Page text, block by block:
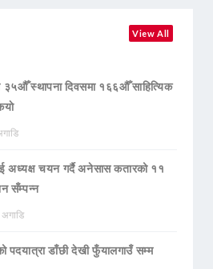
View All
स्थापना दिवसमा १६६औँ साहित्यिक
अध्यक्ष चयन गर्दै अनेसास कतारको ११
सँम्पन्न
अगाडि
पदयात्रा डाँछी देखी फुँयालगाउँ सम्म